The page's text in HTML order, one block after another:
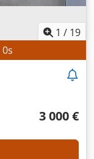
1 / 19
58s
3 000 €